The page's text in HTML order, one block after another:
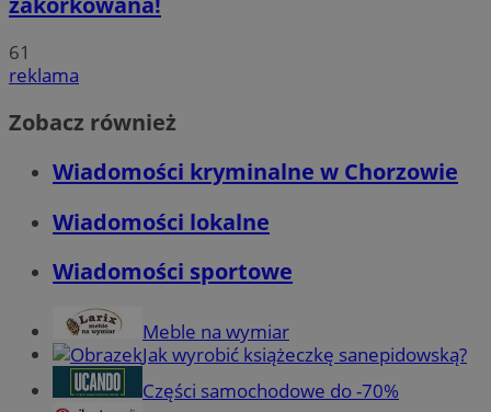
61
reklama
Zobacz również
Wiadomości kryminalne w Chorzowie
Wiadomości lokalne
Wiadomości sportowe
Meble na wymiar
Jak wyrobić książeczkę sanepidowską?
Części samochodowe do -70%